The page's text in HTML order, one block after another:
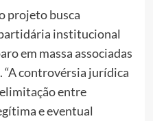
projeto busca
institucional
em massa associadas
“A controvérsia jurídica
entre
e eventual